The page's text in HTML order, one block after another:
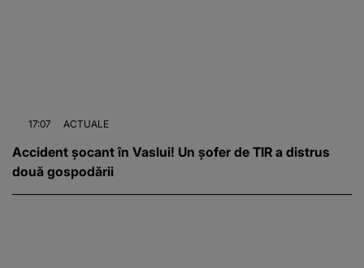
17:07 ACTUALE
Accident șocant în Vaslui! Un șofer de TIR a distrus
două gospodării